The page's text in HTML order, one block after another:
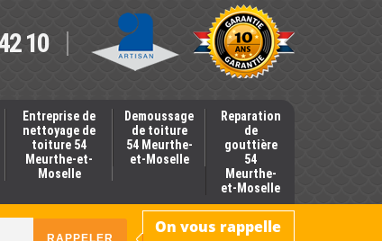
10
Entreprise de
nettoyage de
toiture 54
Meurthe-et-
Moselle
Demoussage
de toiture
54 Meurthe-
et-Moselle
Reparation
de
gouttière
54
Meurthe-
et-Moselle
On vous rappelle